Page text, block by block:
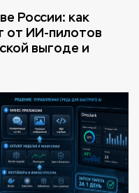
России: как
от ИИ-пилотов
выгоде и